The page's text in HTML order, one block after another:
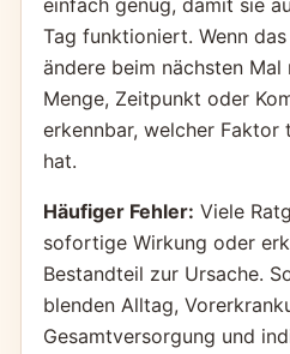
einfach genug, damit sie
Tag funktioniert. Wenn
ändere beim nächsten Mal
Menge, Zeitpunkt oder
erkennbar, welcher Faktor
hat.
Häufiger Fehler: Viele
sofortige Wirkung oder
Bestandteil zur Ursache.
blenden Alltag,
Gesamtversorgung und